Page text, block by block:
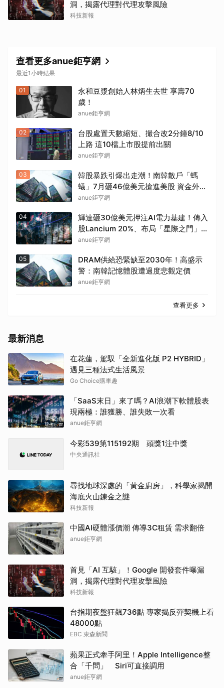
洞，揭露代理對代理攻擊風險
科技新報
查看更多anue鉅亨網
最近1小時結果
01
永和豆漿創始人林炳生去世 享壽70
歲！
anue鉅亨網
02
台股處置天數縮短、撮合改2分鐘8/10
上路 這10檔上市股提前出關
anue鉅亨網
03
韓股暴跌引爆出走潮！南韓散戶「螞
蟻」7月砸46億美元搶進美股 資金外流
考驗韓元
anue鉅亨網
04
輝達砸30億美元押注AI電力基建！傳入
股Lancium 20%、布局「星際之門」
資料中心
anue鉅亨網
05
DRAM供給恐緊缺至2030年！高盛示
警：南韓記憶體股遭過度悲觀定價
anue鉅亨網
查看更多
最新消息
在花蓮，駕馭「全新進化版 P2 HYBRID」
遇見三種法式生活風景
Go Choice購車趣
「SaaS末日」來了嗎？AI浪潮下軟體股表
現兩極：誰獲勝、誰失敗一次看
anue鉅亨網
今彩539第115192期 頭獎1注中獎
中央通訊社
尋找地球深處的「黃金廚房」，科學家揭開
海底火山鍊金之謎
科技新報
中國AI硬體漲價潮 傳導3C租賃 需求翻倍
anue鉅亨網
首見「AI 互駭」！Google 開發套件曝漏
洞，揭露代理對代理攻擊風險
科技新報
台指期夜盤狂飆736點 專家揭反彈契機上看
48000點
EBC 東森新聞
蘋果正式牽手阿里！Apple Intelligence整
合「千問」 Siri可直接調用
anue鉅亨網
取消